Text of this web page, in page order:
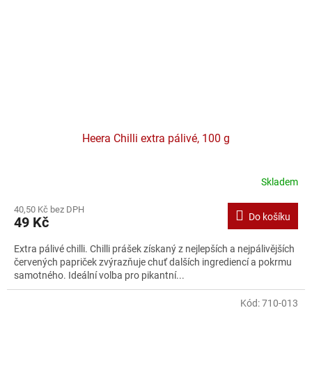
Heera Chilli extra pálivé, 100 g
produktu
je
z
5
hvězdiček.
Skladem
40,50 Kč bez DPH
49 Kč Do košíku
Extra pálivé chilli. Chilli prášek získaný z nejlepších a nejpálivějších
červených papriček zvýrazňuje chuť dalších ingrediencí a pokrmu
samotného. Ideální volba pro pikantní...
Kód:710-013